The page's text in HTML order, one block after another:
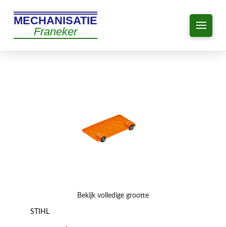
MECHANISATIE
Franeker
Bekijk volledige grootte
STIHL